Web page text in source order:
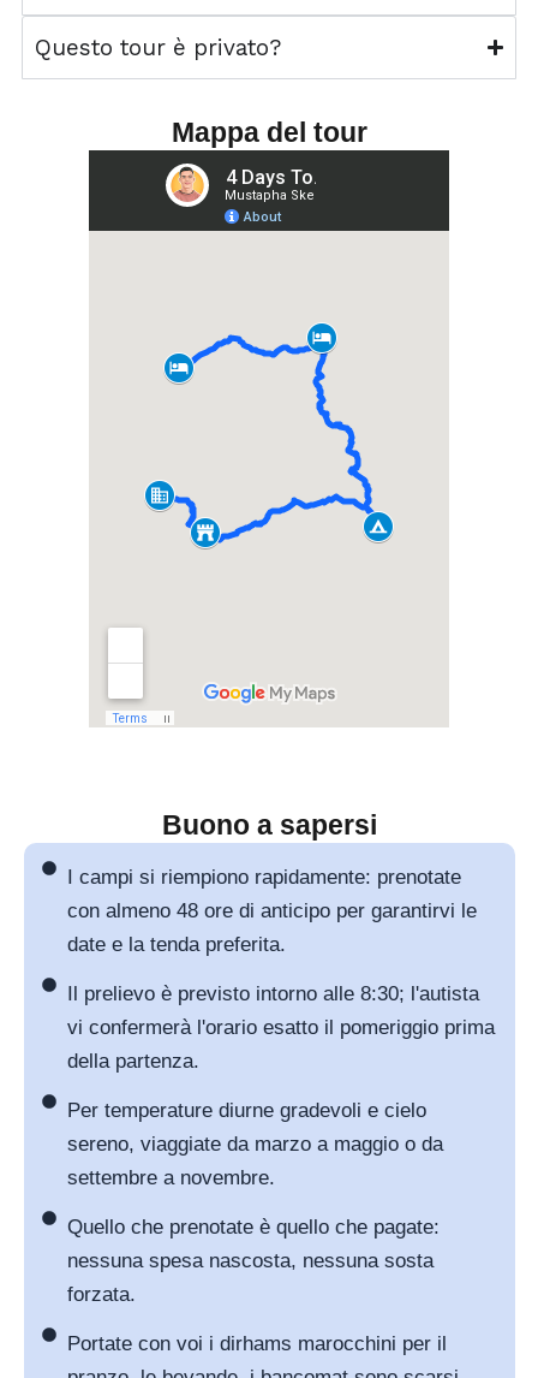
Questo tour è privato?
Mappa del tour
Buono a sapersi
I campi si riempiono rapidamente: prenotate
con almeno 48 ore di anticipo per garantirvi le
date e la tenda preferita.
Il prelievo è previsto intorno alle 8:30; l'autista
vi confermerà l'orario esatto il pomeriggio prima
della partenza.
Per temperature diurne gradevoli e cielo
sereno, viaggiate da marzo a maggio o da
settembre a novembre.
Quello che prenotate è quello che pagate:
nessuna spesa nascosta, nessuna sosta
forzata.
Portate con voi i dirhams marocchini per il